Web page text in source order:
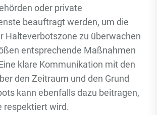
oder private
beauftragt werden, um die
Halteverbotszone zu überwachen
entsprechende Maßnahmen
klare Kommunikation mit den
den Zeitraum und den Grund
kann ebenfalls dazu beitragen,
respektiert wird.